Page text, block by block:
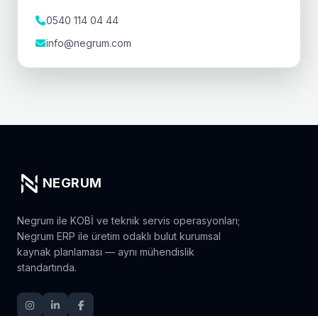
0540 114 04 44
info@negrum.com
NEGRUM
Negrum ile KOBİ ve teknik servis operasyonları;
Negrum ERP ile üretim odaklı bulut kurumsal
kaynak planlaması — aynı mühendislik
standartında.